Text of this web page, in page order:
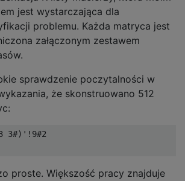
jest wystarczająca dla
problemu. Każda matryca jest
załączonym zestawem
sprawdzenie poczytalności w
że ​​skonstruowano 512
3#)'!9#2
proste. Większość pracy znajduje